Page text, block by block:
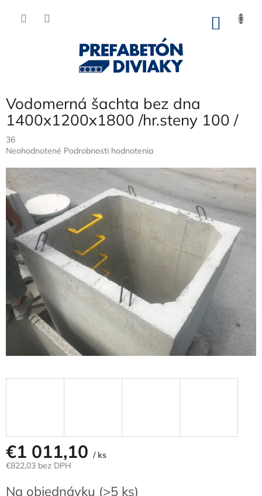
Vodomerná šachta bez dna
1400x1200x1800 /hr.steny 100 /
36
Priemerné
je
0,0
5
hviezdičiek.
Neohodnotené Podrobnosti hodnotenia
€1 011,10 / ks
€822,03 bez DPH
cena:
Na objednávku (>5 ks)